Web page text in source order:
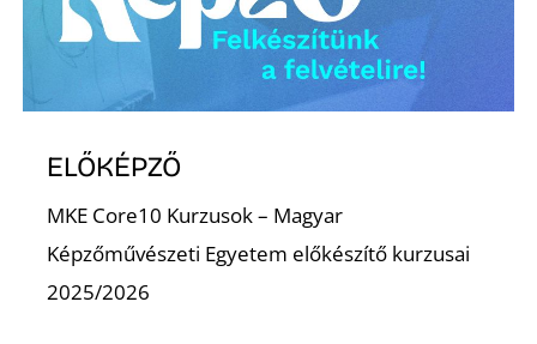
ELŐKÉPZŐ
MKE Core10 Kurzusok – Magyar
Képzőművészeti Egyetem előkészítő kurzusai
2025/2026